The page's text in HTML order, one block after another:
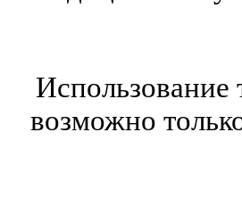
Использование
возможно